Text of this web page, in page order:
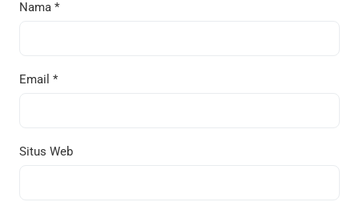
Nama *
Email *
Situs Web